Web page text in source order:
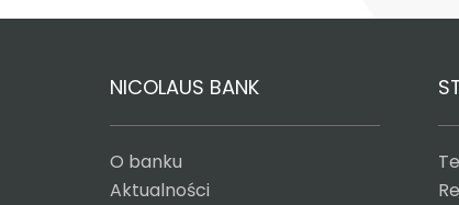
NICOLAUS BANK
O banku
Aktualności